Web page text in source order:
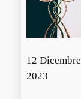
12 Dicembre
2023